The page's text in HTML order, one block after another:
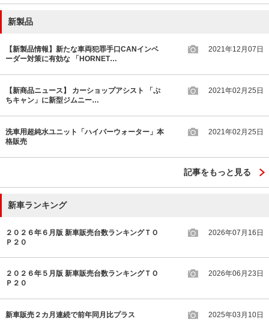
新製品
【新製品情報】新たな車両犯罪手口CANインベ
ーダー対策に有効な 「HORNET…
2021年12月07日
【新商品ニュース】 カーショップアシスト 「ぷ
ちキャン」に新型ジムニー…
2021年02月25日
洗車用超純水ユニット「ハイパーウォーター」本
格販売
2021年02月25日
記事をもっと見る
新車ランキング
２０２６年６月版 新車販売台数ランキングＴＯ
Ｐ２０
2026年07月16日
２０２６年５月版 新車販売台数ランキングＴＯ
Ｐ２０
2026年06月23日
新車販売２カ月連続で前年同月比プラス 2025年03月10日